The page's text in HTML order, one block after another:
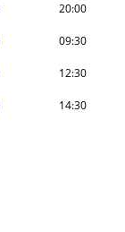
20:00
09:30
12:30
14:30